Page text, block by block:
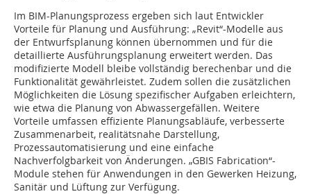
Im BIM-Planungsprozess ergeben sich laut Entwickler
Vorteile für Planung und Ausführung: „Revit“-Modelle aus
der Entwurfsplanung können übernommen und für die
detaillierte Ausführungsplanung erweitert werden. Das
modifizierte Modell bleibe vollständig berechenbar und die
Funktionalität gewährleistet. Zudem sollen die zusätzlichen
Möglichkeiten die Lösung spezifischer Aufgaben erleichtern,
wie etwa die Planung von Abwassergefällen. Weitere
Vorteile umfassen effiziente Planungsabläufe, verbesserte
Zusammenarbeit, realitätsnahe Darstellung,
Prozessautomatisierung und eine einfache
Nachverfolgbarkeit von Änderungen. „GBIS Fabrication“-
Module stehen für Anwendungen in den Gewerken Heizung,
Sanitär und Lüftung zur Verfügung.